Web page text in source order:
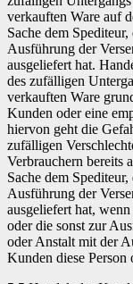
verkauften Ware auf
Sache dem
Ausführung der
ausgeliefert hat.
des zufälligen
verkauften Ware
Kunden oder eine
hiervon geht die
zufälligen
Verbrauchern bereits
Sache dem
Ausführung der
ausgeliefert hat,
oder die sonst zur
oder Anstalt mit der
Kunden diese Person